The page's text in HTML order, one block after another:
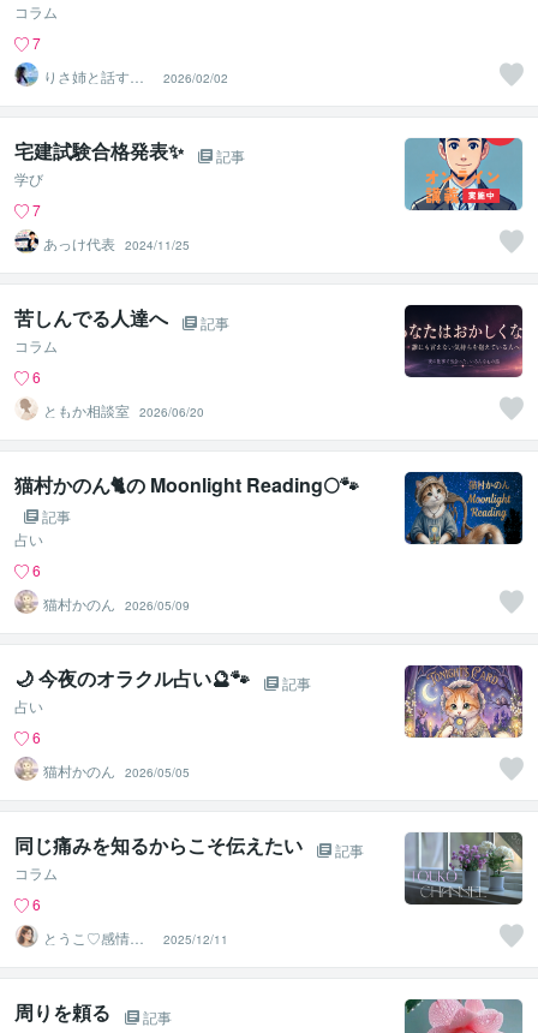
コラム
7
りさ姉と話すこ
ころ整え時間
2026/02/02
宅建試験合格発表✨
記事
学び
7
あっけ代表 2024/11/25
苦しんでる人達へ
記事
コラム
6
ともか相談室 2026/06/20
猫村かのん🐈の Moonlight Reading🌕🐾
記事
占い
6
猫村かのん
2026/05/09
🌙 今夜のオラクル占い🔮🐾
記事
占い
6
猫村かのん
2026/05/05
同じ痛みを知るからこそ伝えたい
記事
コラム
6
とうこ♡感情の
コンシェルジュ
2025/12/11
周りを頼る
記事